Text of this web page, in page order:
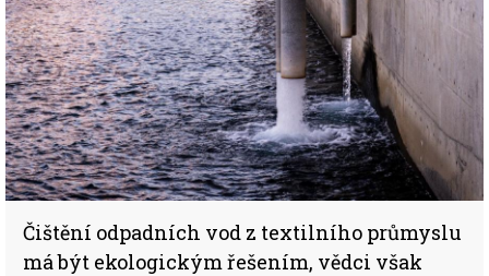
Čištění odpadních vod z textilního průmyslu
má být ekologickým řešením, vědci však